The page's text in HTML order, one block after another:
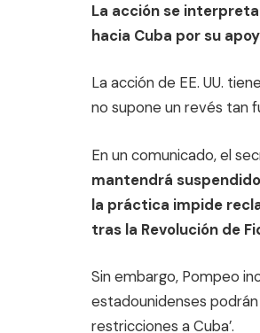
La acción se
hacia Cuba por su
La acción de EE. UU.
no supone un revés tan
En un comunicado, el
mantendrá
la práctica impide
tras la Revolución de
Sin embargo, Pompeo
estadounidenses podrán
restricciones a Cuba’.